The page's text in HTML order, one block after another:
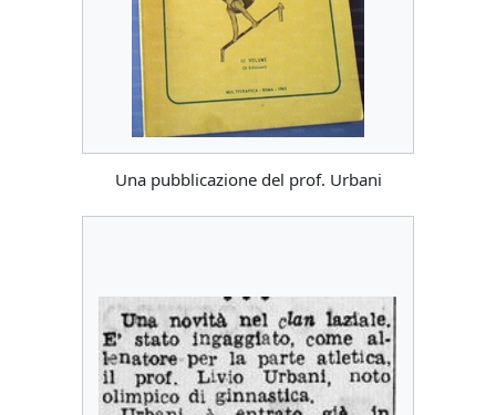
Una pubblicazione del prof. Urbani